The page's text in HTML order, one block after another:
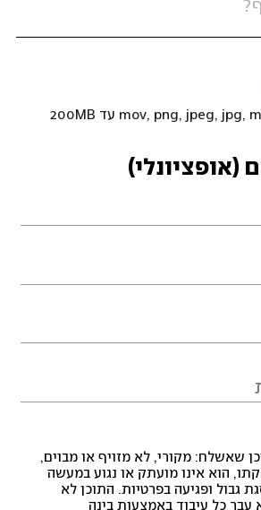
(אופציונלי)
שאשלח: מקורי, לא מזויף או מבוים,
הוא אינו מועתק או נגוע במעשה
גבול ופגיעה בפרטיות. התוכן לא
עבר כל עיבוד באמצעות בינה